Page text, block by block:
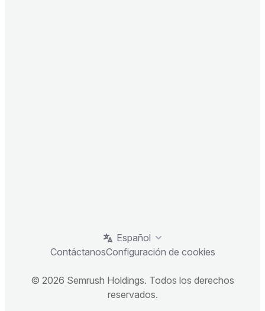
Español
ContáctanosConfiguración de cookies
© 2026 Semrush Holdings. Todos los derechos
reservados.